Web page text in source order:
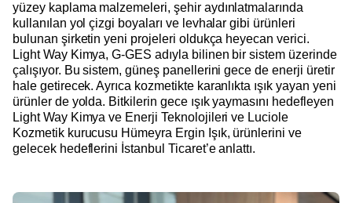
yüzey kaplama malzemeleri, şehir aydınlatmalarında
kullanılan yol çizgi boyaları ve levhalar gibi ürünleri
bulunan şirketin yeni projeleri oldukça heyecan verici.
Light Way Kimya, G-GES adıyla bilinen bir sistem üzerinde
çalışıyor. Bu sistem, güneş panellerini gece de enerji üretir
hale getirecek. Ayrıca kozmetikte karanlıkta ışık yayan yeni
ürünler de yolda. Bitkilerin gece ışık yaymasını hedefleyen
Light Way Kimya ve Enerji Teknolojileri ve Luciole
Kozmetik kurucusu Hümeyra Ergin Işık, ürünlerini ve
gelecek hedeflerini İstanbul Ticaret’e anlattı.